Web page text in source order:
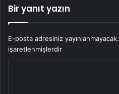
Bir yanıt yazın
E-posta adresiniz yayınlanmayacak.
işaretlenmişlerdir